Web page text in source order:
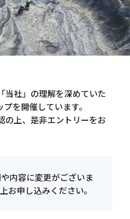
わせ
当社」の理解を深めていた
を開催しています。
の上、是非エントリーをお
内容に変更がございま
お申し込みください。